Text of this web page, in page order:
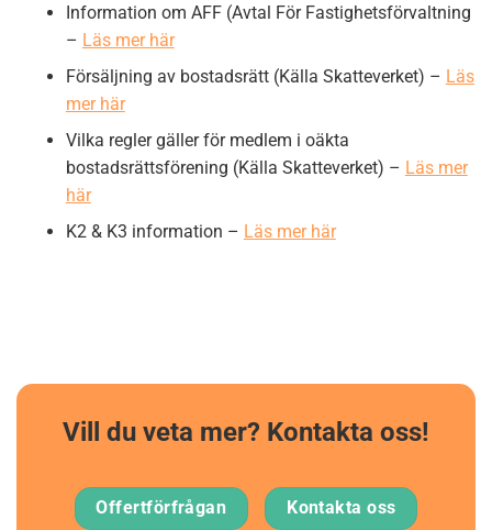
Information om AFF (Avtal För Fastighetsförvaltning
– Läs mer här
Försäljning av bostadsrätt (Källa Skatteverket) – Läs
mer här
Vilka regler gäller för medlem i oäkta
bostadsrättsförening (Källa Skatteverket) – Läs mer
här
K2 & K3 information – Läs mer här
Vill du veta mer? Kontakta oss!
Offertförfrågan Kontakta oss